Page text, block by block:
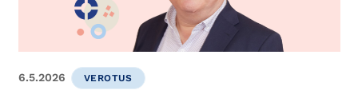
6.5.2026 VEROTUS